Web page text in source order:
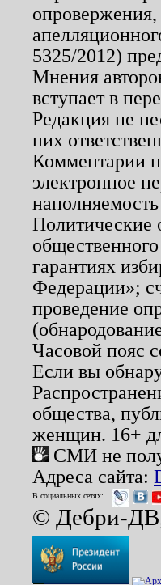
опровержения,
5325/2012)
Мнения
вступает в
Редакция не
них
Комментарии
электронное
Политические
гарантиях
Федерации»;
проведение
Часовой пояс
Если вы
общества,
женщин. 16+
СМИ не
Адреса сайта:
В социальных сетях:
© Дебри-